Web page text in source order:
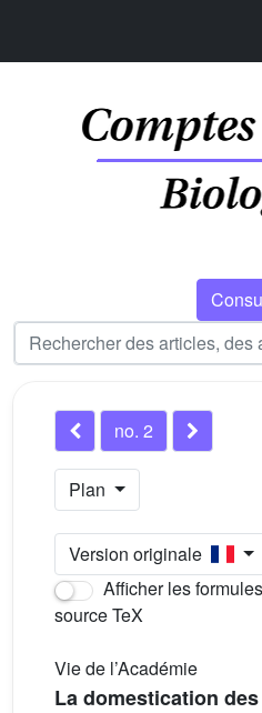
no. 2
Plan
Version originale
Afficher les
source TeX
Vie de l’Académie
La domestication